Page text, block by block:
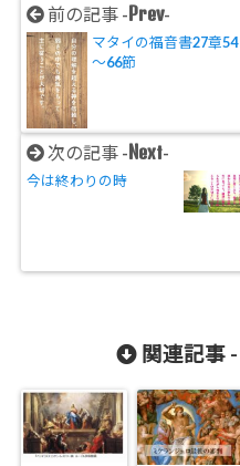
前の記事 -Prev-
マタイの福音書27章54
～66節
次の記事 -Next-
今は終わりの時
関連記事 -